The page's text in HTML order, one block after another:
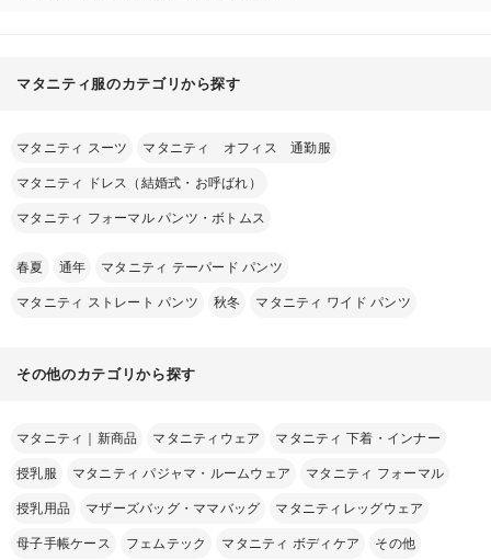
マタニティ服のカテゴリから探す
マタニティ スーツ マタニティ オフィス 通勤服
マタニティ ドレス（結婚式・お呼ばれ）
マタニティ フォーマル パンツ・ボトムス
春夏 通年 マタニティ テーパード パンツ
マタニティ ストレート パンツ 秋冬 マタニティ ワイド パンツ
その他のカテゴリから探す
マタニティ｜新商品 マタニティウェア マタニティ 下着・インナー
授乳服 マタニティ パジャマ・ルームウェア マタニティ フォーマル
授乳用品 マザーズバッグ・ママバッグ マタニティレッグウェア
母子手帳ケース フェムテック マタニティ ボディケア その他